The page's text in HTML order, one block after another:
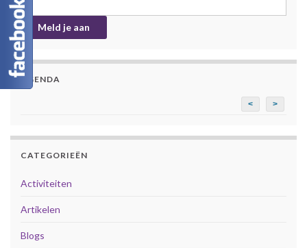
AGENDA
< >
CATEGORIEËN
Activiteiten
Artikelen
Blogs